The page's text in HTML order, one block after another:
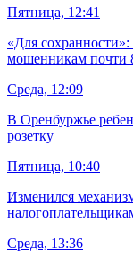
Пятница, 12:41
«Для
мошенникам почти
Среда, 12:09
В Оренбуржье
розетку
Пятница, 10:40
Изменился
Среда, 13:36